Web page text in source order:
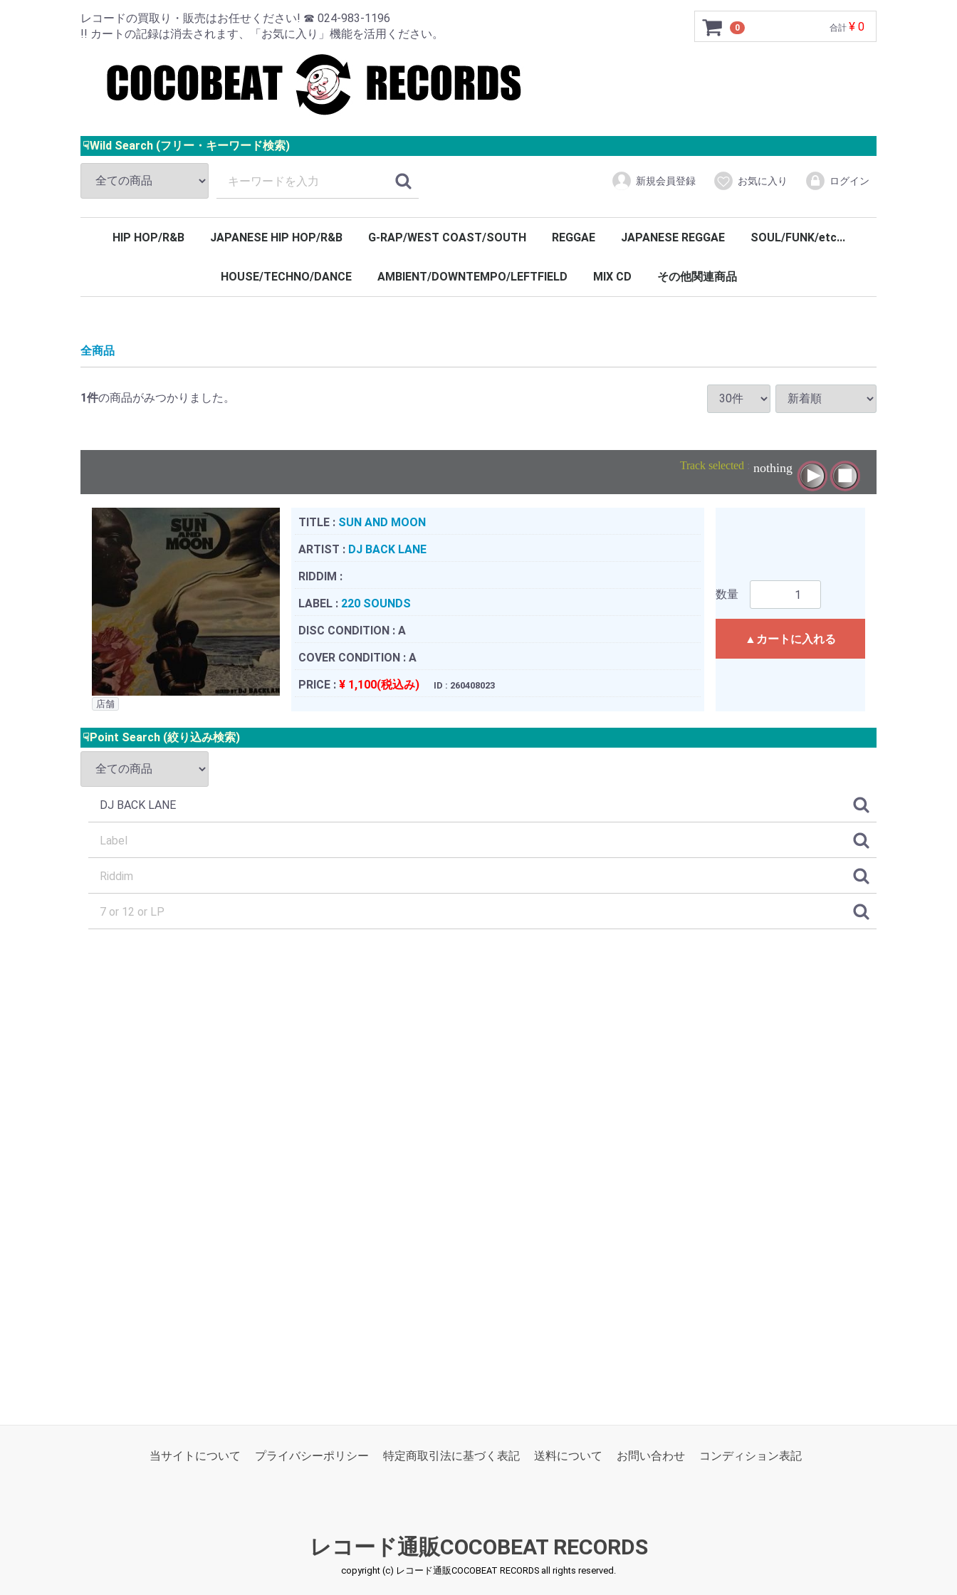
レコードの買取り・販売はお任せください! ☎ 024-983-1196
!! カートの記録は消去されます、「お気に入り」機能を活用ください。
0 合計 ¥ 0
☟Wild Search (フリー・キーワード検索)
新規会員登録 お気に入り ログイン
HIP HOP/R&B JAPANESE HIP HOP/R&B G-RAP/WEST COAST/SOUTH REGGAE JAPANESE REGGAE SOUL/FUNK/etc...
HOUSE/TECHNO/DANCE AMBIENT/DOWNTEMPO/LEFTFIELD MIX CD その他関連商品
全商品
1件の商品がみつかりました。
Track selected : nothing
店舗
TITLE : SUN AND MOON
ARTIST : DJ BACK LANE
RIDDIM :
LABEL : 220 SOUNDS
DISC CONDITION : A
COVER CONDITION : A
PRICE : ¥ 1,100(税込み) ID : 260408023
数量
▲カートに入れる
☟Point Search (絞り込み検索)
当サイトについて プライバシーポリシー 特定商取引法に基づく表記 送料について お問い合わせ コンディション表記
レコード通販COCOBEAT RECORDS
copyright (c) レコード通販COCOBEAT RECORDS all rights reserved.